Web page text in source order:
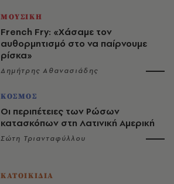
ΜΟΥΣΙΚΗ
French Fry: «Χάσαμε τον
αυθορμητισμό στο να παίρνουμε
ρίσκα»
Δημήτρης Αθανασιάδης
ΚΟΣΜΟΣ
Οι περιπέτειες των Ρώσων
κατασκόπων στη Λατινική Αμερική
Σώτη Τριανταφύλλου
ΚΑΤΟΙΚΙΔΙΑ